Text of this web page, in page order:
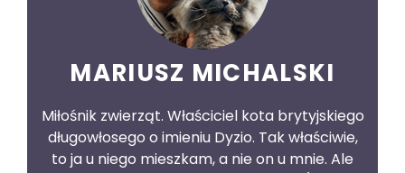
MARIUSZ MICHALSKI
Miłośnik zwierząt. Właściciel kota brytyjskiego
długowłosego o imieniu Dyzio. Tak właściwie,
to ja u niego mieszkam, a nie on u mnie. Ale